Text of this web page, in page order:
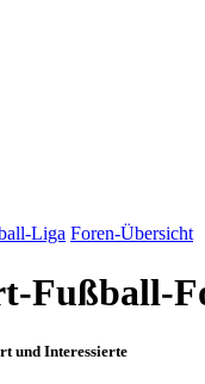
Liga Foren-Übersicht
Fußball-
und Interessierte